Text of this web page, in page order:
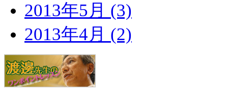
2013年5月 (3)
2013年4月 (2)